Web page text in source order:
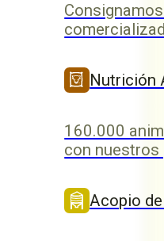
Nutrición
160.000
con
Acopio